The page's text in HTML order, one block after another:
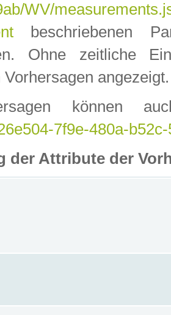
WV/
beschriebenen
Ohne zeitliche
angezeigt.
können
7f9e-480a-
der Attribute der